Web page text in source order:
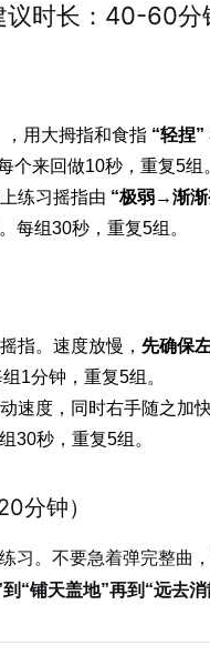
时长：40-60分
，用大拇指和食指 “轻捏”
个来回做10秒，重复5组
练习摇指由 “极弱→渐
每组30秒，重复5组。
指。速度放慢， 先确保
1分钟，重复5组。
速度，同时右手随之加
30秒，重复5组。
分钟）
习。不要急着弹完整曲，
“铺天盖地”再到“远去